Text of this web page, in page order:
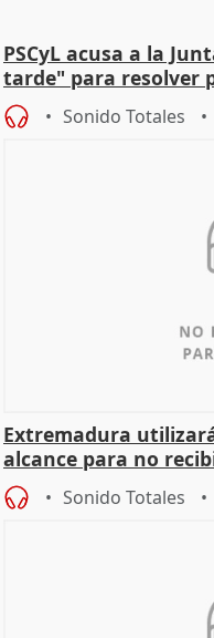
PSCyL acusa a la
tarde" para resolver
Sonido Totales
Extremadura
alcance para no
Sonido Totales